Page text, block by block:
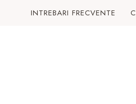
INTREBARI FRECVENTE